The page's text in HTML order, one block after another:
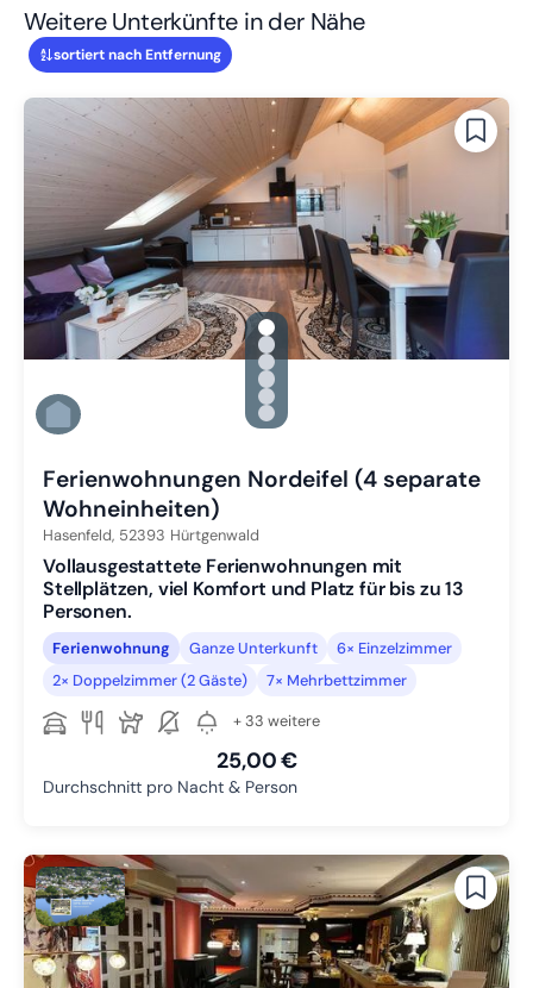
Weitere Unterkünfte in der Nähe
sortiert nach Entfernung
gallery.slide_selector
Zu Slide 1 wechseln
Zu Slide 2 wechseln
Zu Slide 3 wechseln
Zu Slide 4 wechseln
Zu Slide 5 wechseln
Zu Slide 6 wechseln
Ferienwohnungen Nordeifel (4 separate
Wohneinheiten)
Hasenfeld, 52393 Hürtgenwald
Vollausgestattete Ferienwohnungen mit
Stellplätzen, viel Komfort und Platz für bis zu 13
Personen.
Ferienwohnung Ganze Unterkunft
6× Einzelzimmer
2× Doppelzimmer (2 Gäste)
7× Mehrbettzimmer
+ 33 weitere
25,00 €
Durchschnitt pro Nacht & Person